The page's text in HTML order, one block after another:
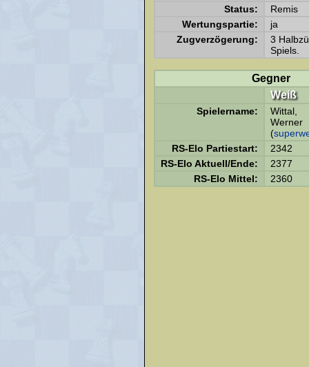
Status:
Remis
Wertungspartie:
ja
Zugverzögerung:
3
Spiels.
Gegner
Weiß
Spielername:
Wittal,
Werner
(
RS-Elo Partiestart:
2342
RS-Elo Aktuell/Ende:
2377
RS-Elo Mittel:
2360